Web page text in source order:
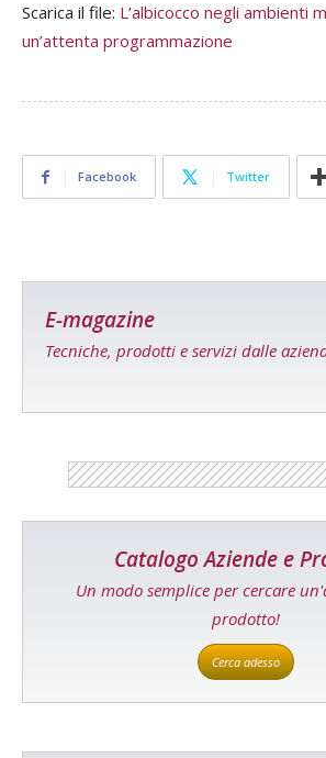
Scarica il file: L’albicocco negli ambienti
un’attenta programmazione
Facebook Twitter
E-magazine
Tecniche, prodotti e servizi dalle
Catalogo Aziende e
Un modo semplice per cercare
prodotto!
Cerca adesso